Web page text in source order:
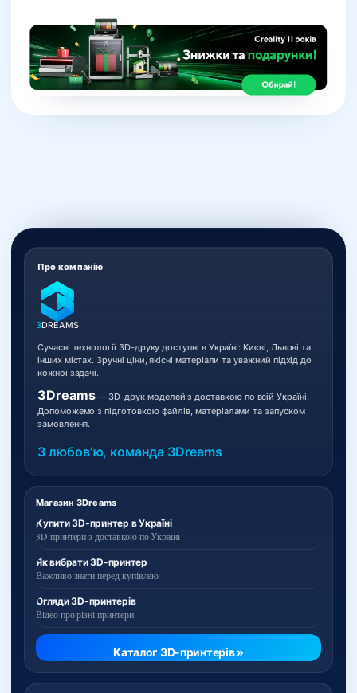
Магазин 3Dreams
Купити 3D-принтер в Україні
3D-принтери з доставкою по Україні
Як вибрати 3D-принтер
Важливо знати перед купівлею
Огляди 3D-принтерів
Відео про різні принтери
Каталог 3D-принтерів »
Про компанію
3DREAMS
Сучасні технології 3D-друку доступні в Україні: Києві, Львові та
інших містах. Зручні ціни, якісні матеріали та уважний підхід до
кожної задачі.
3Dreams— 3D-друк моделей з доставкою по всій Україні.
Допоможемо з підготовкою файлів, матеріалами та запуском
замовлення.
З любовʼю, команда 3Dreams